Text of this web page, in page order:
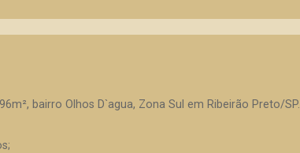
bairro Olhos D`agua, Zona Sul em Ribeirão Preto/SP.